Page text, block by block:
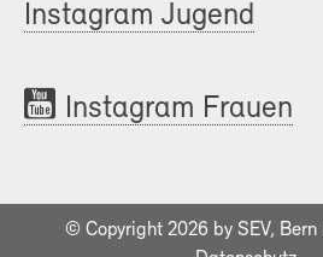
Instagram Jugend
Instagram Frauen
© Copyright 2026 by SEV, Bern |